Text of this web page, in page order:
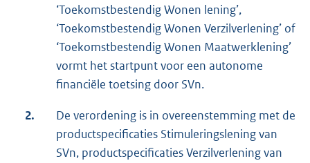
‘Toekomstbestendig Wonen lening’,
‘Toekomstbestendig Wonen Verzilverlening’ of
‘Toekomstbestendig Wonen Maatwerklening’
vormt het startpunt voor een autonome
financiële toetsing door SVn.
2.
De verordening is in overeenstemming met de
productspecificaties Stimuleringslening van
SVn, productspecificaties Verzilverlening van